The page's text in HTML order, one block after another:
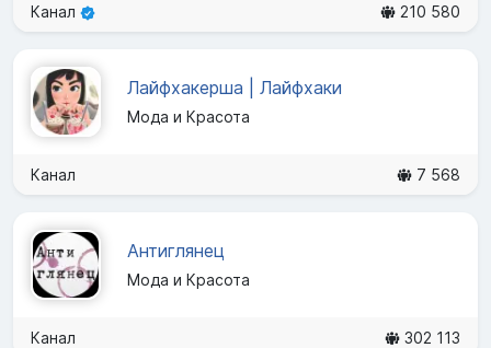
Канал 210 580
Лайфхакерша | Лайфхаки
Мода и Красота
Канал 7 568
Антиглянец
Мода и Красота
Канал 302 113